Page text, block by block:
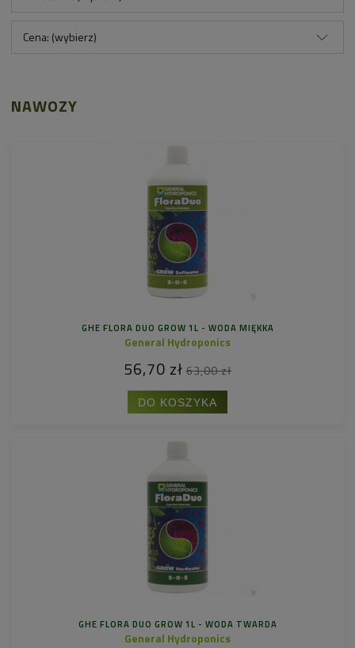
Cena: (wybierz)
NAWOZY
GHE FLORA DUO GROW 1L - WODA MIĘKKA
General Hydroponics
56,70 zł 63,00 zł
DO KOSZYKA
GHE FLORA DUO GROW 1L - WODA TWARDA
General Hydroponics